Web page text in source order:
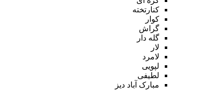
کنارتخته
کوار
گراش
گله دار
لار
لامرد
لپویی
لطیفی
مبارک آباد دیز